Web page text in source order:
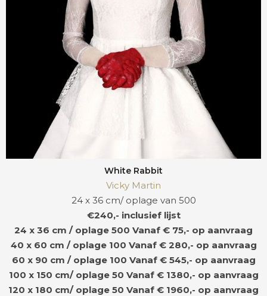
White Rabbit
Vicky Martin
24 x 36 cm/ oplage van 500
€240,- inclusief lijst
24 x 36 cm / oplage 500 Vanaf € 75,- op aanvraag
40 x 60 cm / oplage 100 Vanaf € 280,- op aanvraag
60 x 90 cm / oplage 100 Vanaf € 545,- op aanvraag
100 x 150 cm/ oplage 50 Vanaf € 1380,- op aanvraag
120 x 180 cm/ oplage 50 Vanaf € 1960,- op aanvraag